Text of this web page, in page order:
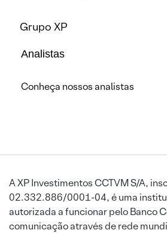
Grupo XP
Analistas
Conheça nossos analistas
A XP Investimentos CCTVM S/A,
02.332.886/0001-04, é uma
autorizada a funcionar pelo Banco
comunicação através de rede